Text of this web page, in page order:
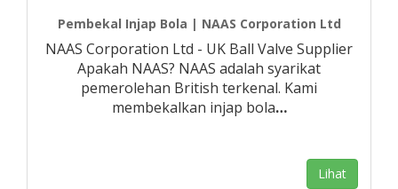
Pembekal Injap Bola | NAAS Corporation Ltd
NAAS Corporation Ltd - UK Ball Valve Supplier
Apakah NAAS? NAAS adalah syarikat
pemerolehan British terkenal. Kami
membekalkan injap bola…
Lihat